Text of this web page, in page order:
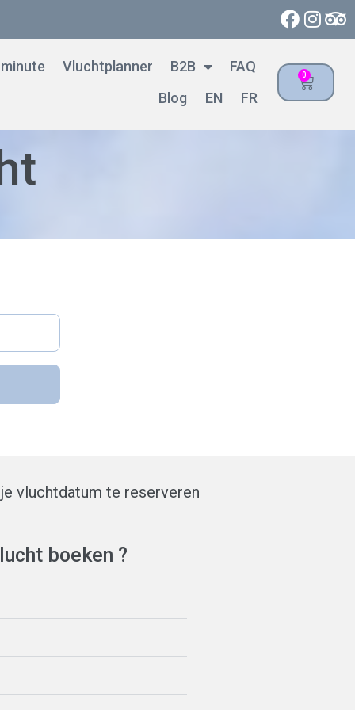
Vluchtplanner B2B
FAQ
Blog
EN FR
0
vluchtdatum te reserveren
boeken ?